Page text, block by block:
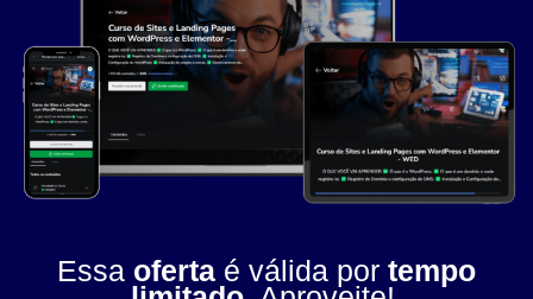
Essa oferta é válida por tempo